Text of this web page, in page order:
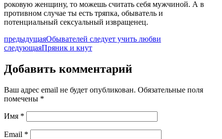
роковую женщину, то можешь считать себя мужчиной. А в
противном случае ты есть тряпка, обыватель и
потенциальный сексуальный извращенец.
предыдущаяОбывателей следует учить любви
следующаяПряник и кнут
Добавить комментарий
Ваш адрес email не будет опубликован. Обязательные поля
помечены *
Имя *
Email *